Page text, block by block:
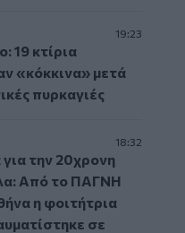
19:23
19 κτίρια
«κόκκινα» μετά
πυρκαγιές
18:32
την 20χρονη
Από το ΠΑΓΝΗ
η φοιτήτρια
σε